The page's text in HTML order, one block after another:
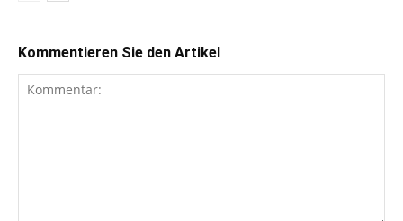
Kommentieren Sie den Artikel